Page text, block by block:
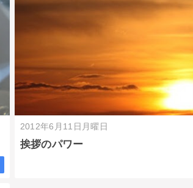
2012年6月11日月曜日
挨拶のパワー